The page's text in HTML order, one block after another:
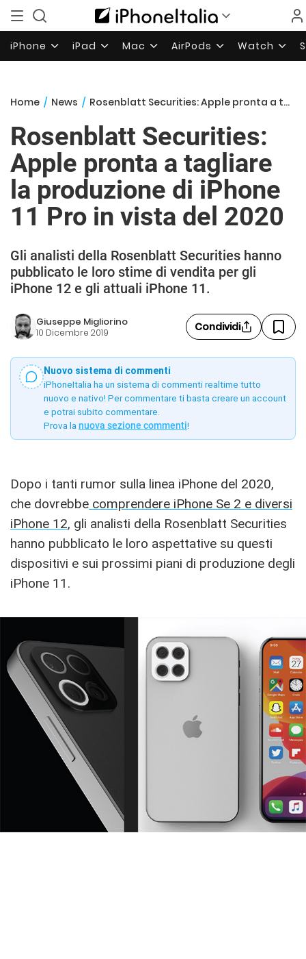
iPhone iPad Mac AirPods Watch
Home / News / Rosenblatt Securities: Apple pronta a tagliare la produzione di iPhone 11 Pro in vista del 2020
Rosenblatt Securities:
Apple pronta a tagliare
la produzione di iPhone
11 Pro in vista del 2020
Gli analisti della Rosenblatt Securities hanno
pubblicato le loro stime di vendita per gli
iPhone 12 e gli attuali iPhone 11.
Giuseppe Migliorino
10 Dicembre 2019 Condividi
Nuovo sistema di commenti
iPhoneItalia ha un sistema di commenti realtime tutto
nuovo e nativo! Per commentare ti basta creare un account
e potrai subito commentare.
Prova la nuova sezione commenti!
Dopo i tanti rumor sulla linea iPhone del 2020,
che dovrebbe comprendere iPhone Se 2 e diversi
iPhone 12, gli analisti della Rosenblatt Securities
hanno pubblicato le loro aspettative su questi
dispositivi e sui prossimi piani di produzione degli
iPhone 11.